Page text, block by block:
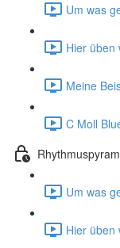
Um was
Hier üben
Meine
C Moll
Um was
Hier üben